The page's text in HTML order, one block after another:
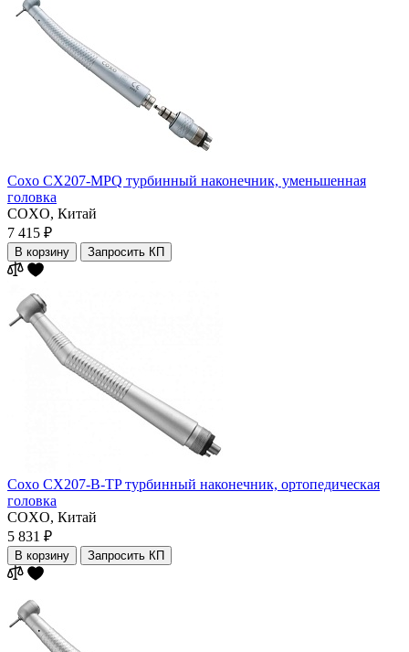
Coxo CX207-MPQ турбинный наконечник, уменьшенная
головка
COXO, Китай
7 415 ₽
В корзину Запросить КП
Coxo CX207-B-TP турбинный наконечник, ортопедическая
головка
COXO, Китай
5 831 ₽
В корзину Запросить КП